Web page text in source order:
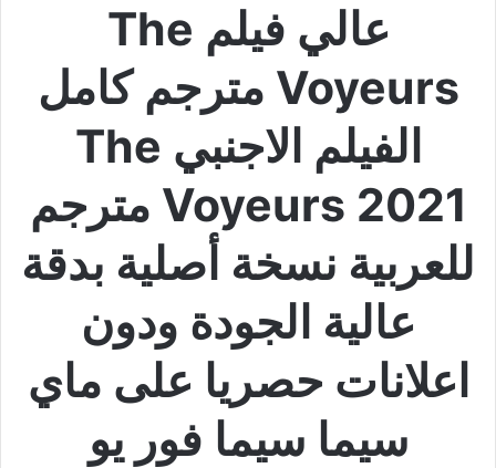
عالي فيلم The
Voyeurs مترجم كامل
الفيلم الاجنبي The
Voyeurs 2021 مترجم
للعربية نسخة أصلية بدقة
عالية الجودة ودون
اعلانات حصريا على ماي
سيما سيما فور يو